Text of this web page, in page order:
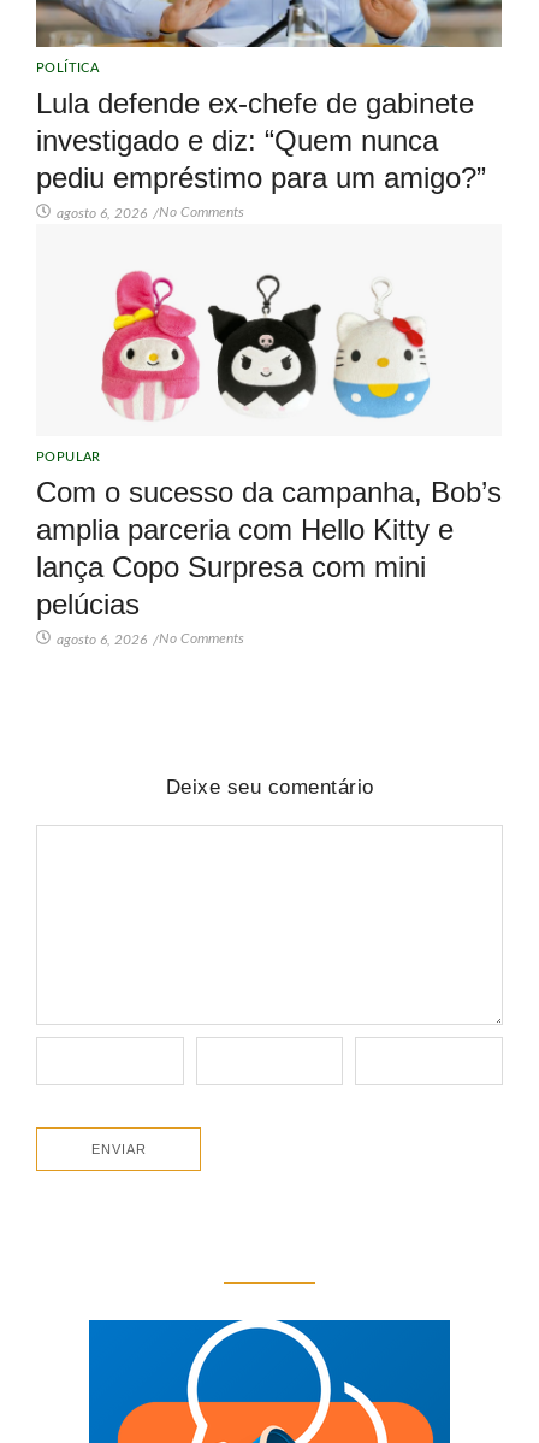
POLÍTICA
Lula defende ex-chefe de gabinete
investigado e diz: “Quem nunca
pediu empréstimo para um amigo?”
agosto 6, 2026 /No Comments
POPULAR
Com o sucesso da campanha, Bob’s
amplia parceria com Hello Kitty e
lança Copo Surpresa com mini
pelúcias
agosto 6, 2026 /No Comments
Deixe seu comentário